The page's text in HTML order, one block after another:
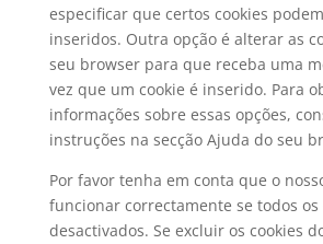
especificar que certos cookies
inseridos. Outra opção é alterar as
seu browser para que receba uma
vez que um cookie é inserido. Para
informações sobre essas opções,
instruções na secção Ajuda do seu
Por favor tenha em conta que o
funcionar correctamente se todos os
desactivados. Se excluir os cookies